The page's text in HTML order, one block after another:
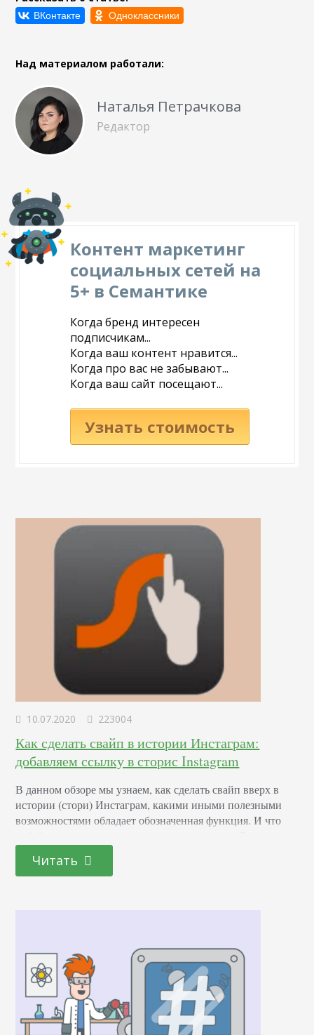
Над материалом работали:
Наталья Петрачкова
Редактор
Контент маркетинг
социальных сетей на
5+ в Семантике
Когда бренд интересен
подписчикам...
Когда ваш контент нравится...
Когда про вас не забывают...
Когда ваш сайт посещают...
Узнать стоимость
10.07.2020 223004
Как сделать свайп в истории Инстаграм:
добавляем ссылку в сторис Instagram
В данном обзоре мы узнаем, как сделать свайп вверх в
истории (стори) Инстаграм, какими иными полезными
возможностями обладает обозначенная функция. И что
все знают, что swype – это действие, которое практически
каждый пользователь абсолютно любой социальной сети
Читать